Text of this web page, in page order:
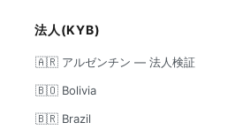
法人(KYB)
🇦🇷 アルゼンチン — 法人検証
🇧🇴 Bolivia
🇧🇷 Brazil